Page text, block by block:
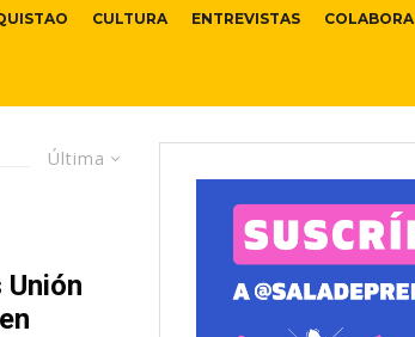
CULTURA ENTREVISTAS COLABORA
Última